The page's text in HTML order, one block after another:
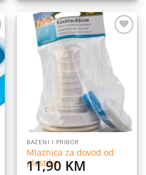
BAZENI I PRIBOR
Mlaznica za dovod od
plastike
11,90 KM